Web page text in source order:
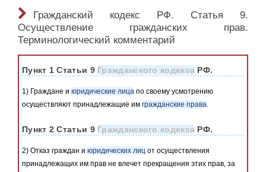
Законодательство
Гражданский кодекс РФ. Статья 9.
Осуществление гражданских прав.
Терминологический комментарий
Пункт 1 Статьи 9Гражданского кодекса РФ.
1) Граждане и юридические лица по своему усмотрению
осуществляют принадлежащие им гражданские права.
Пункт 2 Статьи 9Гражданского кодекса РФ.
2) Отказ граждан и юридических лиц от осуществления
принадлежащих им прав не влечет прекращения этих прав, за